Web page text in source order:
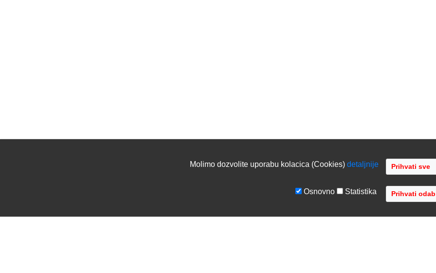
Molimo dozvolite uporabu kolacica (Cookies) detaljnije
Osnovno Statistika